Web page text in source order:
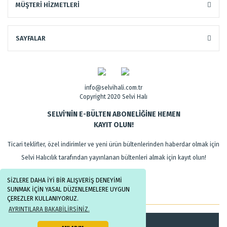
SİZLERE DAHA İYİ BİR ALIŞVERİŞ DENEYİMİ
SUNMAK İÇİN YASAL DÜZENLEMELERE UYGUN
ÇEREZLER KULLANIYORUZ.
AYRINTILARA BAKABİLİRSİNİZ.
MÜŞTERİ HİZMETLERİ
SAYFALAR
info@selvihali.com.tr
Copyright 2020 Selvi Halı
SELVİ'NİN E-BÜLTEN ABONELİĞİNE HEMEN
KAYIT OLUN!
Ticari teklifler, özel indirimler ve yeni ürün bültenlerinden haberdar olmak için
Selvi Halıcılık tarafından yayınlanan bültenleri almak için kayıt olun!
Kayıt Ol